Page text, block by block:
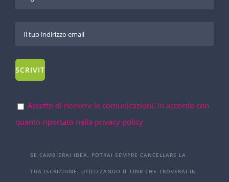
Accetto di ricevere le comunicazioni, in accordo con
quanto riportato nella privacy policy
SE CAMBIERAI IDEA, POTRAI SEMPRE CANCELLARE LA
TUA ISCRIZIONE, UTILIZZANDO IL LINK CHE TROVERAI IN